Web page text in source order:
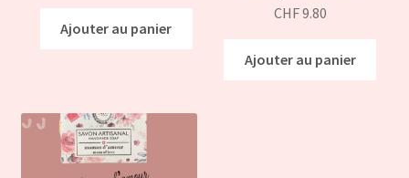
Ajouter au panier
CHF9.80
Ajouter au panier